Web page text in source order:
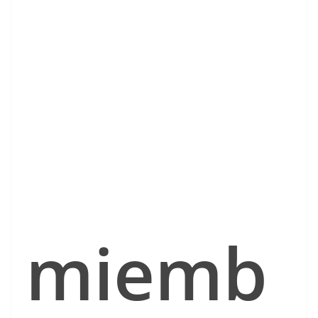
miemb